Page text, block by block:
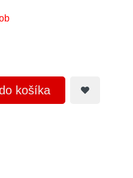
košíka